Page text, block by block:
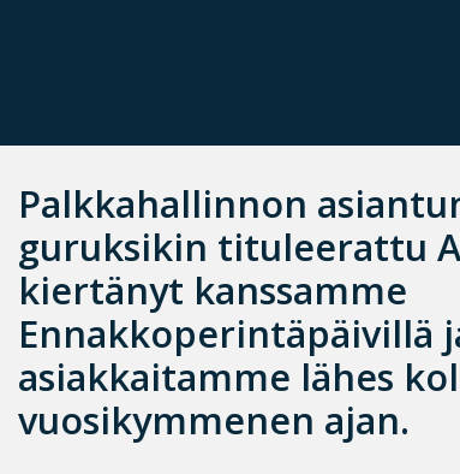
Palkkahallinnon
guruksikin tituleerattu
kiertänyt kanssamme
Ennakkoperintäpäivillä
asiakkaitamme lähes
vuosikymmenen ajan.